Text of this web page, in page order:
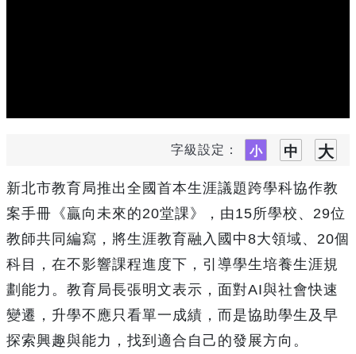
字級設定：
新北市教育局推出全國首本生涯議題跨學科協作教
案手冊《贏向未來的20堂課》，由15所學校、29位
教師共同編寫，將生涯教育融入國中8大領域、20個
科目，在不影響課程進度下，引導學生培養生涯規
劃能力。教育局長張明文表示，面對AI與社會快速
變遷，升學不應只看單一成績，而是協助學生及早
探索興趣與能力，找到適合自己的發展方向。